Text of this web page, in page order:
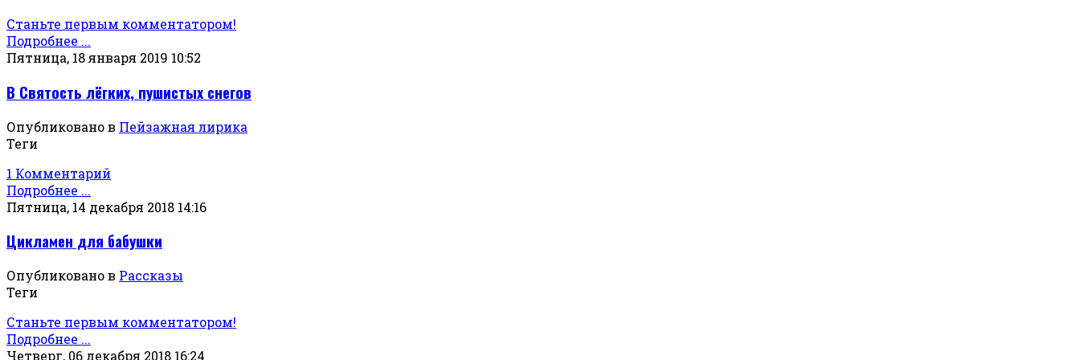
Станьте первым комментатором!
Подробнее ...
Пятница, 18 января 2019 10:52
В Святость лёгких, пушистых снегов
Опубликовано в Пейзажная лирика
Теги
1 Комментарий
Подробнее ...
Пятница, 14 декабря 2018 14:16
Цикламен для бабушки
Опубликовано в Рассказы
Теги
Станьте первым комментатором!
Подробнее ...
Четверг, 06 декабря 2018 16:24